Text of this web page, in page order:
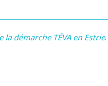
la démarche TÉVA en Estrie.